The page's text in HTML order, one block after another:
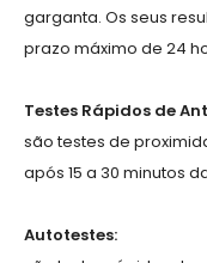
garganta. Os seus
prazo máximo de 24
Testes Rápidos de
são testes de
após 15 a 30 minutos
Autotestes: